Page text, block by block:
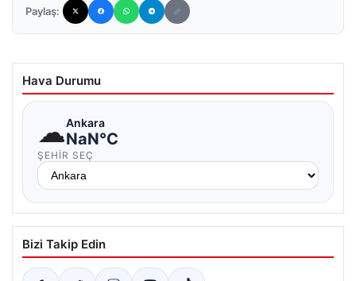
Paylaş:
Hava Durumu
☁Ankara
NaN°C
ŞEHIR SEÇ
Bizi Takip Edin